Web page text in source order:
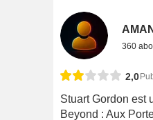
360
2,0
Stuart Gordon est
Beyond : Aux